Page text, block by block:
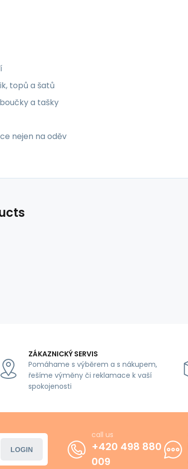
topů a šatů
a tašky
nejen na oděv
ZÁKAZNICKÝ SERVIS
Pomáhame s výběrem a s nákupem,
řešíme výměny či reklamace k vaší
spokojenosti
LOGIN
call us
+420 498 880
009